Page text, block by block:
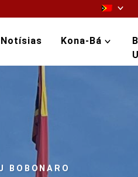
Notísias Kona-Bá
BOBONARO